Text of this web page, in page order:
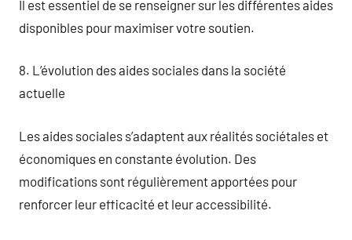
Il est essentiel de se renseigner sur les différentes aides
disponibles pour maximiser votre soutien.
8. L’évolution des aides sociales dans la société
actuelle
Les aides sociales s’adaptent aux réalités sociétales et
économiques en constante évolution. Des
modifications sont régulièrement apportées pour
renforcer leur efficacité et leur accessibilité.